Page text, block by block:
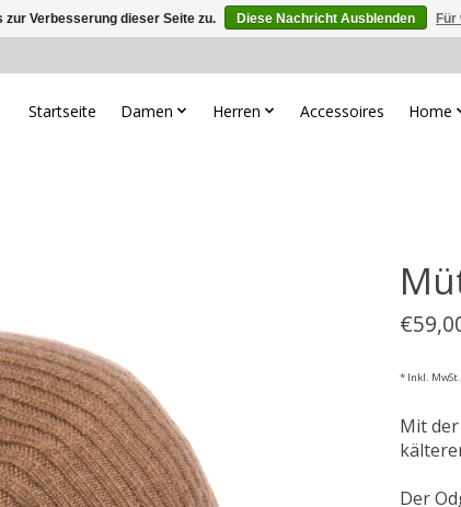
Startseite Damen Herren Accessoires Home
* Inkl.
Mit
Der
Verbesserung dieser Seite zu. Diese Nachricht Ausblenden